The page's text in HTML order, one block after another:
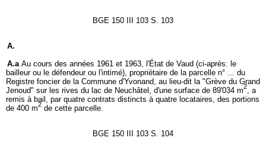
BGE 150 III 103 S. 103
A.
A.a Au cours des années 1961 et 1963, l'État de Vaud (ci-après: le
bailleur ou le défendeur ou l'intimé), propriétaire de la parcelle n° ... du
Registre foncier de la Commune d'Yvonand, au lieu-dit la "Grève du Grand
Jenoud" sur les rives du lac de Neuchâtel, d'une surface de 89'034 m2, a
remis à bail, par quatre contrats distincts à quatre locataires, des portions
de 400 m2 de cette parcelle.
BGE 150 III 103 S. 104